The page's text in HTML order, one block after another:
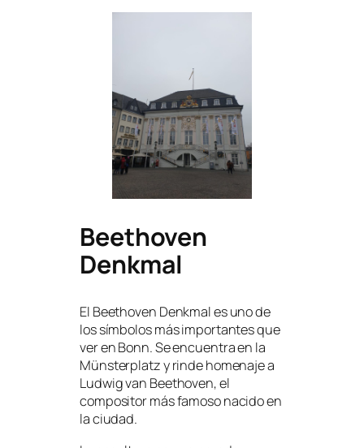
Beethoven
Denkmal
El Beethoven Denkmal es uno de
los símbolos más importantes que
ver en Bonn. Se encuentra en la
Münsterplatz y rinde homenaje a
Ludwig van Beethoven, el
compositor más famoso nacido en
la ciudad.